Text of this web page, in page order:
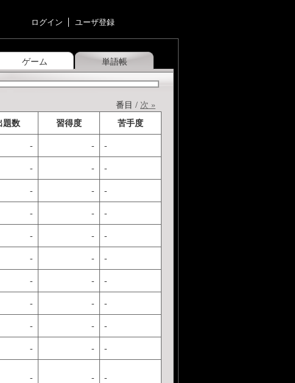
ログイン ユーザ登録
ゲーム 単語帳
番目 / 次 »
題数 習得度 苦手度
- - -
- - -
- - -
- - -
- - -
- - -
- - -
- - -
- - -
- - -
- - -